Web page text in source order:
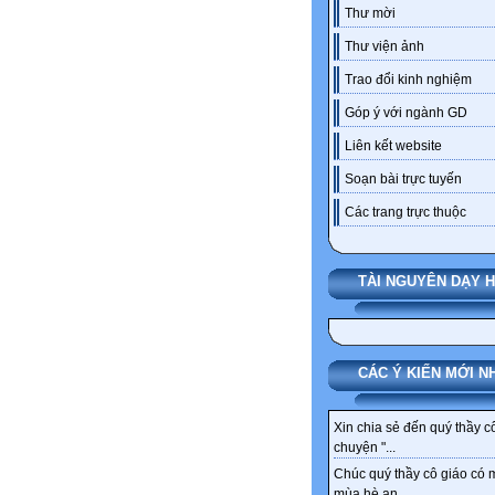
Thư mời
Thư viện ảnh
Trao đổi kinh nghiệm
Góp ý với ngành GD
Liên kết website
Soạn bài trực tuyến
Các trang trực thuộc
TÀI NGUYÊN DẠY
CÁC Ý KIẾN MỚI
Xin chia sẻ đến quý thầy
chuyện "...
Chúc quý thầy cô giáo có